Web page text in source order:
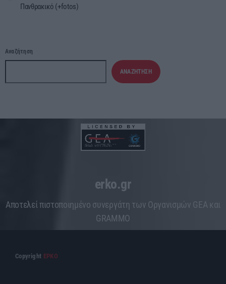
Πανθρακικό (+fotos)
Αναζήτηση
ΑΝΑΖΉΤΗΣΗ
erko.gr
Aποτελεί πιστοποιημένο συνεργάτη των Οργανισμών GEA και
GRAMMO
Copyright ΕΡΚΟ